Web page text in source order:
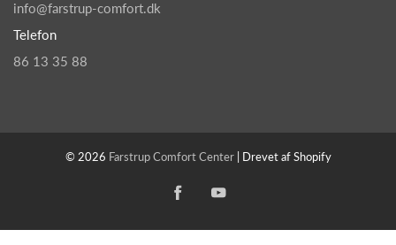
info@farstrup-comfort.dk
Telefon
86 13 35 88
© 2026 Farstrup Comfort Center| Drevet af Shopify